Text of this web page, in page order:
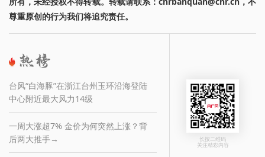
尊重原创的行为我们将追究责任。
台风“白海豚”在浙江台州玉环沿海登陆
中心附近最大风力14级
一周大涨超7% 金价为何突然上涨？背
后两大推手→
长按二维码
关注精彩内容